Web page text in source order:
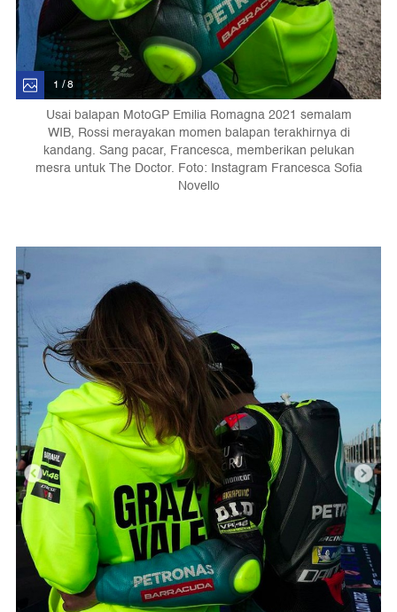
1 / 8
Usai balapan MotoGP Emilia Romagna 2021 semalam
WIB, Rossi merayakan momen balapan terakhirnya di
kandang. Sang pacar, Francesca, memberikan pelukan
mesra untuk The Doctor. Foto: Instagram Francesca Sofia
Novello